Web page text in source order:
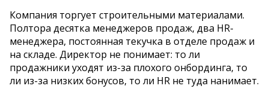
Компания торгует строительными материалами.
Полтора десятка менеджеров продаж, два HR-
менеджера, постоянная текучка в отделе продаж и
на складе. Директор не понимает: то ли
продажники уходят из-за плохого онбординга, то
ли из-за низких бонусов, то ли HR не туда нанимает.